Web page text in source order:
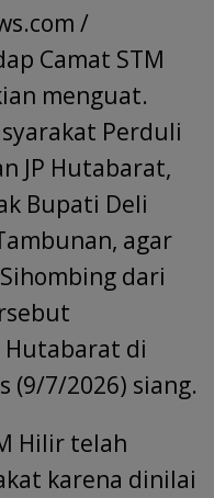
er /
Camat STM
menguat.
Perduli
JP Hutabarat,
Bupati Deli
agar
dari
Hutabarat di
(9/7/2026) siang.
Hilir telah
karena dinilai